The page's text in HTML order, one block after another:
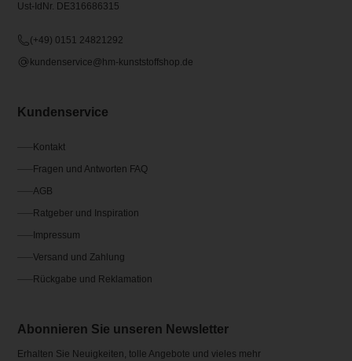
Ust-IdNr. DE316686315
(+49) 0151 24821292
kundenservice@hm-kunststoffshop.de
Kundenservice
Kontakt
Fragen und Antworten FAQ
AGB
Ratgeber und Inspiration
Impressum
Versand und Zahlung
Rückgabe und Reklamation
Abonnieren Sie unseren Newsletter
Erhalten Sie Neuigkeiten, tolle Angebote und vieles mehr